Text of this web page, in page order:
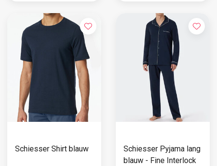
Schiesser Shirt blauw
Schiesser Pyjama lang
blauw - Fine Interlock